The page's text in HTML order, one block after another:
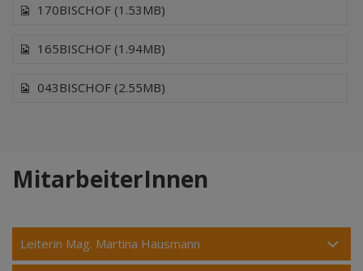
170BISCHOF (1.53MB)
165BISCHOF (1.94MB)
043BISCHOF (2.55MB)
MitarbeiterInnen
Leiterin Mag. Martina Hausmann